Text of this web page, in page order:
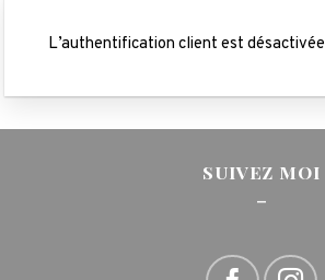
L’authentification client est désactivée
SUIVEZ MOI